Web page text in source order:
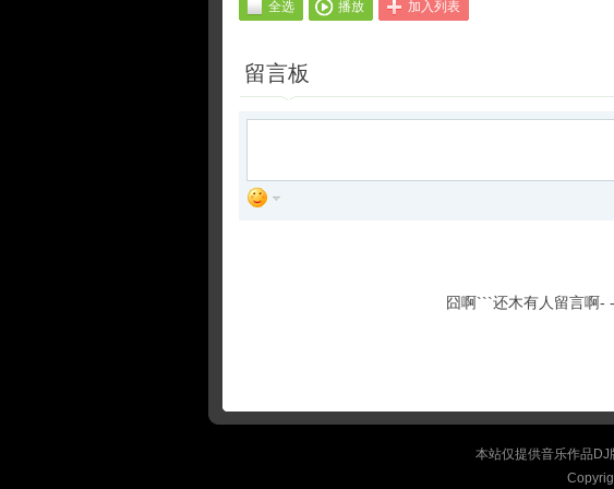
全选 播放 加入列表
留言板
囧啊```还木有人留言啊-
本站仅提供音乐作品